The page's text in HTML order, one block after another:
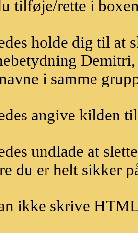
tilføje/rette i
holde dig til at
i samme
angive kilden
undlade at
du er helt sikker
ikke skrive